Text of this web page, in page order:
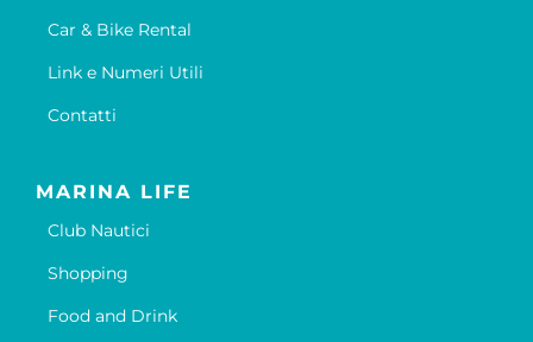
Car & Bike Rental
Link e Numeri Utili
Contatti
MARINA LIFE
Club Nautici
Shopping
Food and Drink